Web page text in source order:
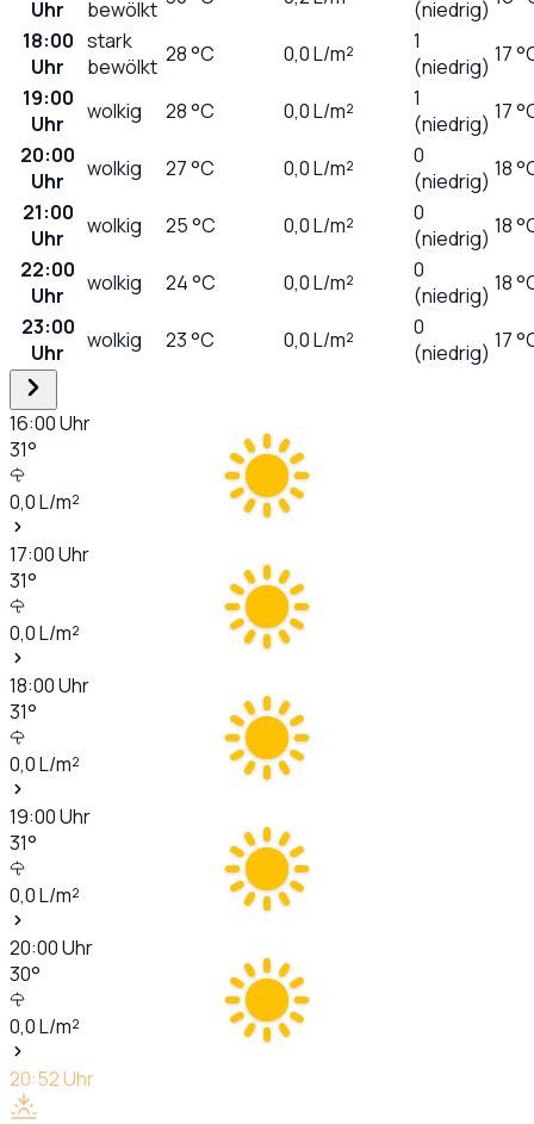
Uhr
bewölkt
(niedrig)
18:00
Uhr
stark
bewölkt 28°C 0,0L/m²
1
(niedrig) 17
19:00
Uhr
wolkig 28°C 0,0L/m²
1
(niedrig) 17
20:00
Uhr
wolkig 27°C 0,0L/m²
0
(niedrig) 18
21:00
Uhr
wolkig 25°C 0,0L/m²
0
(niedrig) 18
22:00
Uhr
wolkig 24°C 0,0L/m²
0
(niedrig) 18
23:00
Uhr
wolkig 23°C 0,0L/m²
0
(niedrig) 17
16:00Uhr
31°
0,0L/m²
17:00Uhr
31°
0,0L/m²
18:00Uhr
31°
0,0L/m²
19:00Uhr
31°
0,0L/m²
20:00Uhr
30°
0,0L/m²
20:52Uhr